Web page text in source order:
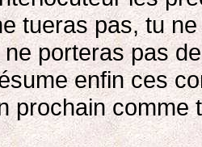
tueras pas, tu
porteras pas
enfin ces
prochain comme